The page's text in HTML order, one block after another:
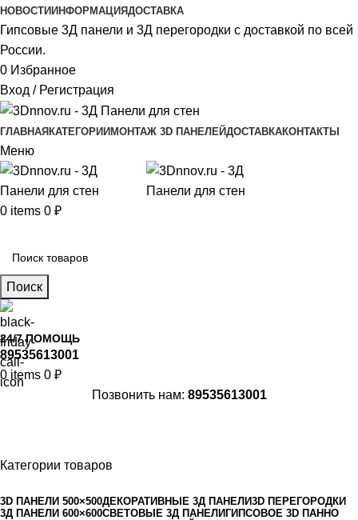
НОВОСТИ ИНФОРМАЦИЯДОСТАВКА
Гипсовые 3Д панели и 3Д перегородки с доставкой по всей
России.
0 Избранное
Вход / Регистрация
ГЛАВНАЯ КАТЕГОРИИ МОНТАЖ 3D ПАНЕЛЕЙДОСТАВКАКОНТАКТЫ
Меню
0 items 0 ₽
Поиск
24/7 ПОМОЩЬ
89535613001
0 items 0 ₽
Позвонить нам: 89535613001
Категории товаров
3D ПАНЕЛИ 500×500ДЕКОРАТИВНЫЕ 3Д ПАНЕЛИ3D ПЕРЕГОРОДКИ
3Д ПАНЕЛИ 600×600СВЕТОВЫЕ 3Д ПАНЕЛИ ГИПСОВОЕ 3D ПАННО